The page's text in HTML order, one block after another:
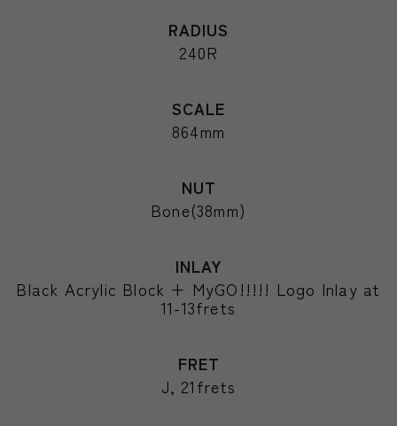
RADIUS
240R
SCALE
864mm
NUT
Bone(38mm)
INLAY
Black Acrylic Block + MyGO!!!!! Logo Inlay at
11-13frets
FRET
J, 21frets